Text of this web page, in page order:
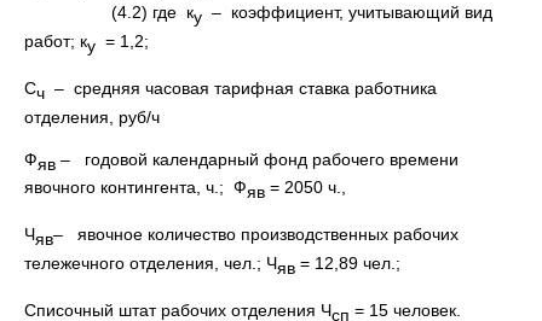
(4.2) где ку – коэффициент, учитывающий вид
работ; ку = 1,2;
Сч – средняя часовая тарифная ставка работника
отделения, руб/ч
Фяв – годовой календарный фонд рабочего времени
явочного контингента, ч.; Фяв = 2050 ч.,
Чяв– явочное количество производственных рабочих
тележечного отделения, чел.; Чяв = 12,89 чел.;
Списочный штат рабочих отделения Чсп = 15 человек.